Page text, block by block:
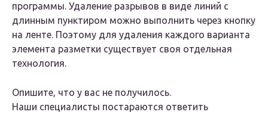
программы. Удаление разрывов в виде линий с
длинным пунктиром можно выполнить через кнопку
на ленте. Поэтому для удаления каждого варианта
элемента разметки существует своя отдельная
технология.
Опишите, что у вас не получилось.
Наши специалисты постараются ответить